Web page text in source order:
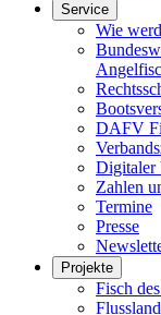
Service
Wie
DAFV
Digitaler
Zahlen
Termine
Presse
Projekte
Fisch